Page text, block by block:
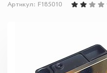
Артикул: F185010